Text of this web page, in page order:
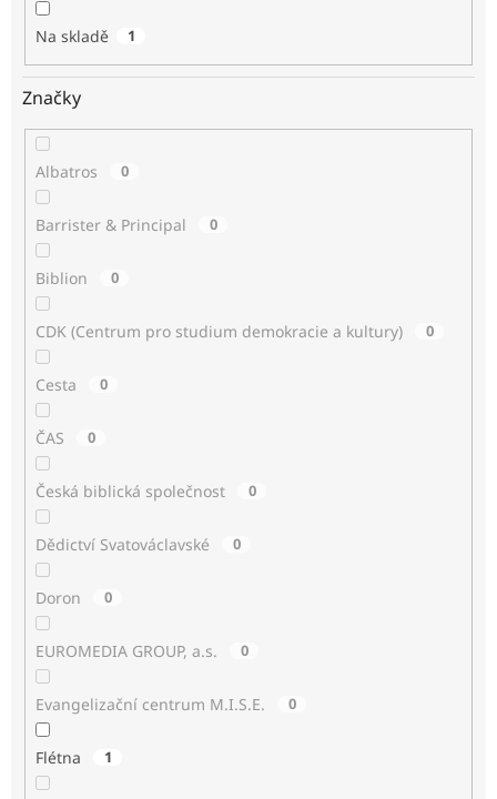
Na skladě 1
Značky
Albatros 0
Barrister & Principal 0
Biblion 0
CDK (Centrum pro studium demokracie a kultury) 0
Cesta 0
ČAS 0
Česká biblická společnost 0
Dědictví Svatováclavské 0
Doron 0
EUROMEDIA GROUP, a.s. 0
Evangelizační centrum M.I.S.E. 0
Flétna 1